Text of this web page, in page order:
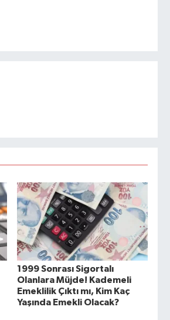
1999 Sonrası Sigortalı
Olanlara Müjde! Kademeli
Emeklilik Çıktı mı, Kim Kaç
Yaşında Emekli Olacak?